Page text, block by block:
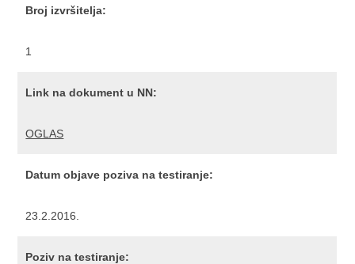
Broj izvršitelja:
1
Link na dokument u NN:
OGLAS
Datum objave poziva na testiranje:
23.2.2016.
Poziv na testiranje: